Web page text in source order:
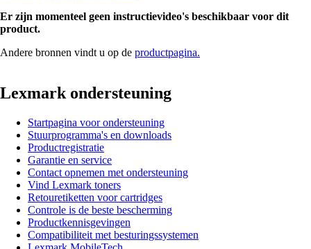
Er zijn momenteel geen instructievideo's beschikbaar voor dit
product.
Andere bronnen vindt u op de productpagina.
Lexmark ondersteuning
Startpagina voor ondersteuning
Stuurprogramma's en downloads
Productregistratie
Garantie en service
Contact opnemen met ondersteuning
Vind Lexmark toners
Retouretiketten voor cartridges
Controle is de beste bescherming
Productkennisgevingen
Compatibiliteit met besturingssystemen